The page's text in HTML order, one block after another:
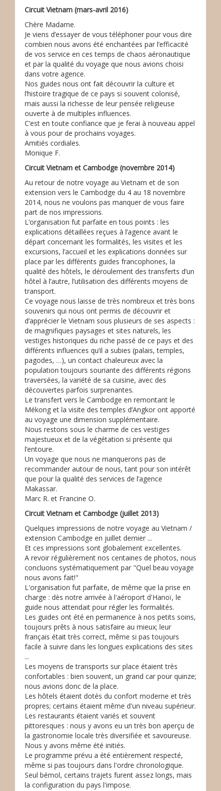
Circuit Vietnam (mars-avril 2016)
Chère Madame.
Je viens d’essayer de vous téléphoner pour vous dire
combien nous avons été enchantées par l’efficacité
de vos service en ces temps de chaos aéronautique
et par la qualité du voyage que nous avions choisi
dans votre agence.
Nos guides nous ont fait découvrir la culture et
l’histoire tragique de ce pays si souvent colonisé,
mais aussi la richesse de leur pensée religieuse
ouverte à de multiples influences.
C’est en toute confiance que je ferai à nouveau appel
à vous pour de prochains voyages.
Amitiés cordiales.
Monique F.
Circuit Vietnam et Cambodge (novembre 2014)
Au retour de notre voyage au Vietnam et de son
extension vers le Cambodge du 4 au 18 novembre
2014, nous ne voulons pas manquer de vous faire
part de nos impressions.
L’organisation fut parfaite en tous points : les
explications détaillées reçues à l’agence avant le
départ concernant les formalités, les visites et les
excursions, l’accueil et les explications données sur
place par les différents guides francophones, la
qualité des hôtels, le déroulement des transferts d’un
hôtel à l’autre, l’utilisation des différents moyens de
transport.
Ce voyage nous laisse de très nombreux et très bons
souvenirs qui nous ont permis de découvrir et
d’apprécier le Vietnam sous plusieurs de ses aspects :
de magnifiques paysages et sites naturels, les
vestiges historiques du riche passé de ce pays et des
différents influences qu’il a subies (palais, temples,
pagodes, …), un contact chaleureux avec la
population toujours souriante des différents régions
traversées, la variété de sa cuisine, avec des
découvertes parfois surprenantes.
Le transfert vers le Cambodge en remontant le
Mékong et la visite des temples d’Angkor ont apporté
au voyage une dimension supplémentaire.
Nous restons sous le charme de ces vestiges
majestueux et de la végétation si présente qui
l’entoure.
Un voyage que nous ne manquerons pas de
recommander autour de nous, tant pour son intérêt
que pour la qualité des services de l’agence
Makassar.
Marc R. et Francine O.
Circuit Vietnam et Cambodge (juillet 2013)
Quelques impressions de notre voyage au Vietnam /
extension Cambodge en juillet dernier ...
Et ces impressions sont globalement excellentes.
A revoir régulièrement nos centaines de photos, nous
concluons systématiquement par "Quel beau voyage
nous avons fait!"
L'organisation fut parfaite, de même que la prise en
charge : dès notre arrivée à l'aéroport d'Hanoï, le
guide nous attendait pour régler les formalités.
Les guides ont été en permanence à nos petits soins,
toujours prêts à nous satisfaire au mieux; leur
français était très correct, même si pas toujours
facile à suivre dans les longues explications des sites
...
Les moyens de transports sur place étaient très
confortables : bien souvent, un grand car pour quinze;
nous avions donc de la place.
Les hôtels étaient dotés du confort moderne et très
propres; certains étaient même d'un niveau supérieur.
Les restaurants étaient variés et souvent
pittoresques : nous y avons eu un très bon aperçu de
la gastronomie locale très diversifiée et savoureuse.
Nous y avons même été initiés.
Le programme prévu a été entièrement respecté,
même si pas toujours dans l'ordre chronologique.
Seul bémol, certains trajets furent assez longs, mais
la configuration du pays l'impose.